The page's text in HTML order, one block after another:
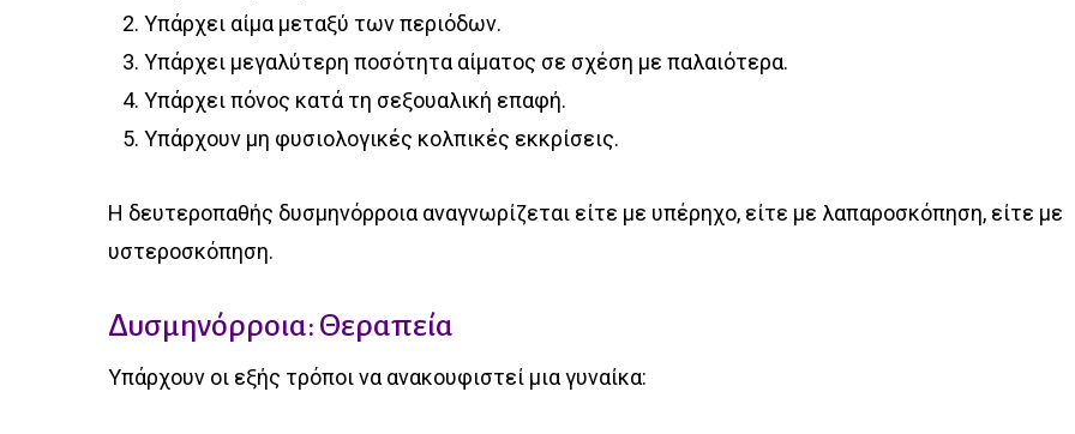
Υπάρχει αίμα μεταξύ των περιόδων.
Υπάρχει μεγαλύτερη ποσότητα αίματος σε σχέση με παλαιότερα.
Υπάρχει πόνος κατά τη σεξουαλική επαφή.
Υπάρχουν μη φυσιολογικές κολπικές εκκρίσεις.
Η δευτεροπαθής δυσμηνόρροια αναγνωρίζεται είτε με υπέρηχο, είτε με λαπαροσκόπηση, είτε με
υστεροσκόπηση.
Δυσμηνόρροια: Θεραπεία
Υπάρχουν οι εξής τρόποι να ανακουφιστεί μια γυναίκα: